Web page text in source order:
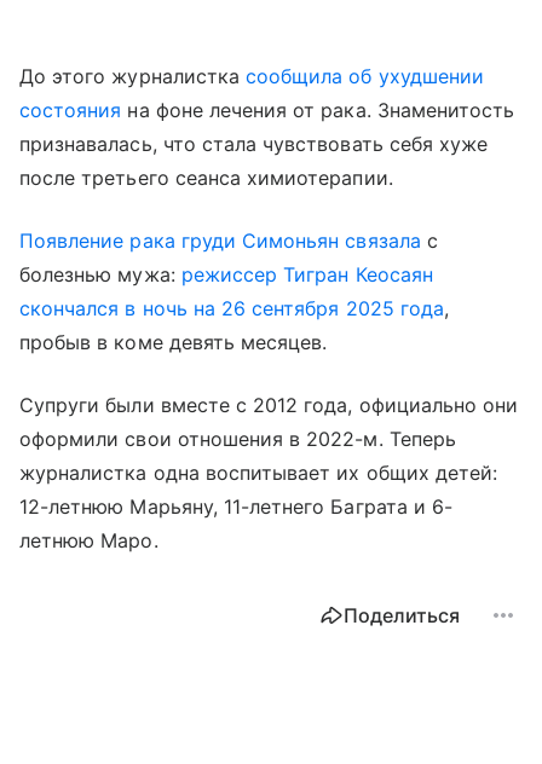
До этого журналисткасообщила об ухудшении
состояния на фоне лечения от рака. Знаменитость
признавалась, что стала чувствовать себя хуже
после третьего сеанса химиотерапии.
Появление рака груди Симоньян связала с
болезнью мужа: режиссер Тигран Кеосаян
скончался в ночь на 26 сентября 2025 года,
пробыв в коме девять месяцев.
Супруги были вместе с 2012 года, официально они
оформили свои отношения в 2022-м. Теперь
журналистка одна воспитывает их общих детей:
12-летнюю Марьяну, 11-летнего Баграта и 6-
летнюю Маро.
Поделиться